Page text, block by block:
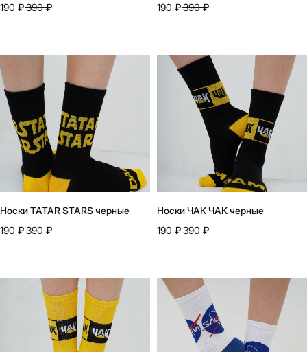
190 ₽390 ₽
190 ₽390 ₽
Носки TATAR STARS черные
190 ₽390 ₽
Носки ЧАК ЧАК черные
190 ₽390 ₽